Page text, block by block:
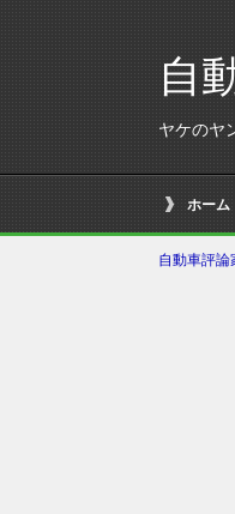
自
ヤケのヤ
ホーム
自動車評論